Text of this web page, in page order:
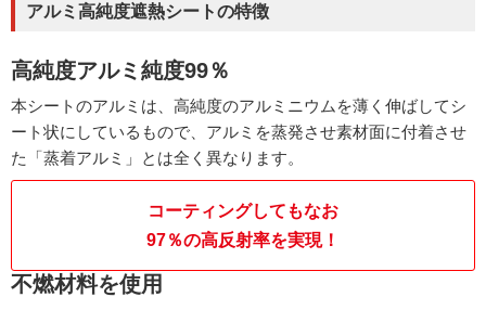
アルミ高純度遮熱シートの特徴
高純度アルミ純度99％
本シートのアルミは、高純度のアルミニウムを薄く伸ばしてシ
ート状にしているもので、アルミを蒸発させ素材面に付着させ
た「蒸着アルミ」とは全く異なります。
コーティングしてもなお
97％の高反射率を実現！
不燃材料を使用